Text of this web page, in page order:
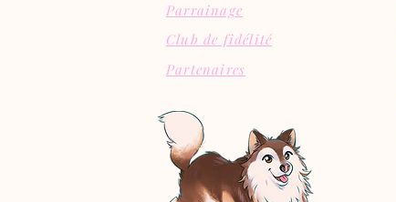
Club de fidélité
Parrainage
Partenaires